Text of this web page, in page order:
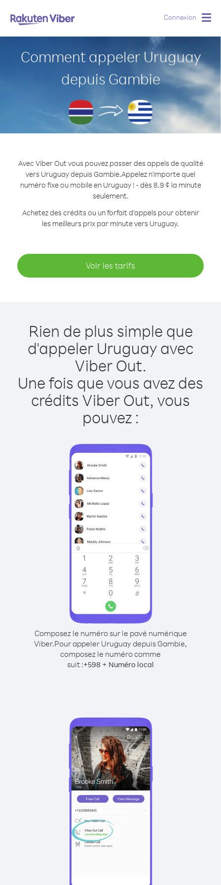
Connexion
Comment appeler Uruguay
depuis Gambie
Avec Viber Out vous pouvez passer des appels de qualité
vers Uruguay depuis Gambie.Appelez n'importe quel
numéro fixe ou mobile en Uruguay ! - dès 8.9 ¢ la minute
seulement.
Achetez des crédits ou un forfait d’appels pour obtenir
les meilleurs prix par minute vers Uruguay.
Voir les tarifs
Rien de plus simple que
d'appeler Uruguay avec
Viber Out.
Une fois que vous avez des
crédits Viber Out, vous
pouvez :
Composez le numéro sur le pavé numérique
Viber.Pour appeler Uruguay depuis Gambie,
composez le numéro comme
suit :+598 + Numéro local